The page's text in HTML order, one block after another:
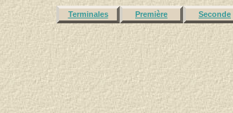
Terminales Première Seconde